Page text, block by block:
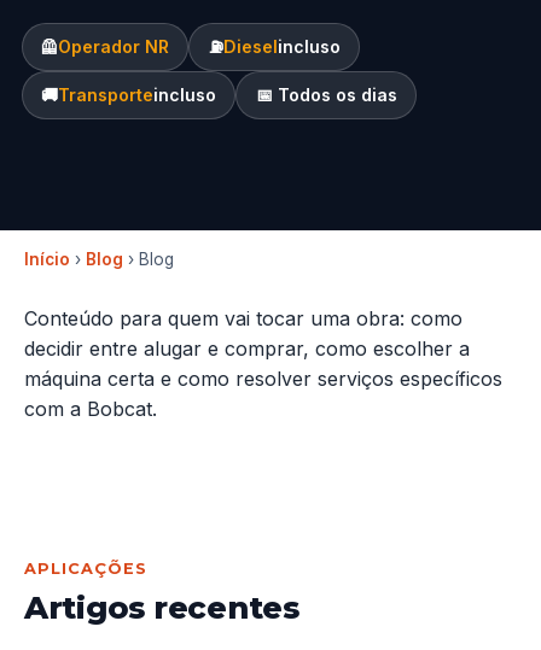
🦺Operador NR ⛽Dieselincluso
🚚Transporteincluso 📅 Todos os dias
Início › Blog › Blog
Conteúdo para quem vai tocar uma obra: como
decidir entre alugar e comprar, como escolher a
máquina certa e como resolver serviços específicos
com a Bobcat.
APLICAÇÕES
Artigos recentes